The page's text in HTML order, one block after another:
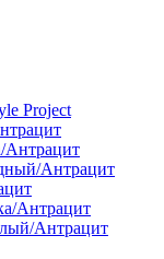
Project
Антрацит
Антрацит
Антрацит
Антрацит